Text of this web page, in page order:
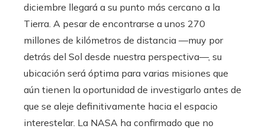
diciembre llegará a su punto más cercano a la
Tierra. A pesar de encontrarse a unos 270
millones de kilómetros de distancia —muy por
detrás del Sol desde nuestra perspectiva—, su
ubicación será óptima para varias misiones que
aún tienen la oportunidad de investigarlo antes de
que se aleje definitivamente hacia el espacio
interestelar. La NASA ha confirmado que no